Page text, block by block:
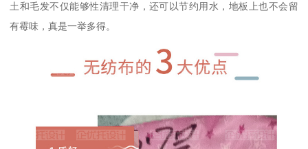
土和毛发不仅能够性清理干净，还可以节约用水，地板上也不会留
有霉味，真是一举多得。